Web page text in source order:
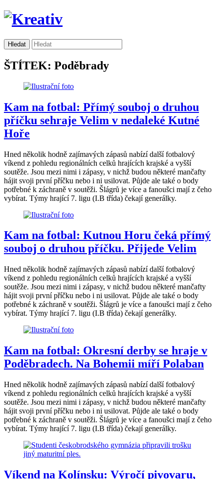
ŠTÍTEK: Poděbrady
Kam na fotbal: Přímý souboj o druhou
příčku sehraje Velim v nedaleké Kutné
Hoře
Hned několik hodně zajímavých zápasů nabízí další fotbalový
víkend z pohledu regionálních celků hrajících krajské a vyšší
soutěže. Jsou mezi nimi i zápasy, v nichž budou některé mančafty
hájit svoji první příčku nebo i ni usilovat. Půjde ale také o body
potřebné k záchraně v soutěži. Šlágrů je více a fanoušci mají z čeho
vybírat. Týmy hrající 7. ligu (I.B třída) čekají generálky.
Kam na fotbal: Kutnou Horu čeká přímý
souboj o druhou příčku. Přijede Velim
Hned několik hodně zajímavých zápasů nabízí další fotbalový
víkend z pohledu regionálních celků hrajících krajské a vyšší
soutěže. Jsou mezi nimi i zápasy, v nichž budou některé mančafty
hájit svoji první příčku nebo i ni usilovat. Půjde ale také o body
potřebné k záchraně v soutěži. Šlágrů je více a fanoušci mají z čeho
vybírat. Týmy hrající 7. ligu (I.B třída) čekají generálky.
Kam na fotbal: Okresní derby se hraje v
Poděbradech. Na Bohemii míří Polaban
Hned několik hodně zajímavých zápasů nabízí další fotbalový
víkend z pohledu regionálních celků hrajících krajské a vyšší
soutěže. Jsou mezi nimi i zápasy, v nichž budou některé mančafty
hájit svoji první příčku nebo i ni usilovat. Půjde ale také o body
potřebné k záchraně v soutěži. Šlágrů je více a fanoušci mají z čeho
vybírat. Týmy hrající 7. ligu (I.B třída) čekají generálky.
Víkend na Kolínsku: Výročí pivovaru,